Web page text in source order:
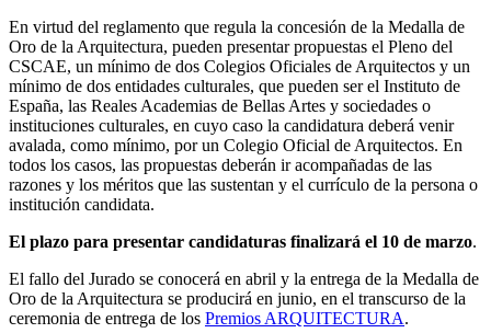
En virtud del reglamento que regula la concesión de la Medalla de
Oro de la Arquitectura, pueden presentar propuestas el Pleno del
CSCAE, un mínimo de dos Colegios Oficiales de Arquitectos y un
mínimo de dos entidades culturales, que pueden ser el Instituto de
España, las Reales Academias de Bellas Artes y sociedades o
instituciones culturales, en cuyo caso la candidatura deberá venir
avalada, como mínimo, por un Colegio Oficial de Arquitectos. En
todos los casos, las propuestas deberán ir acompañadas de las
razones y los méritos que las sustentan y el currículo de la persona o
institución candidata.
El plazo para presentar candidaturas finalizará el 10 de marzo.
El fallo del Jurado se conocerá en abril y la entrega de la Medalla de
Oro de la Arquitectura se producirá en junio, en el transcurso de la
ceremonia de entrega de los Premios ARQUITECTURA.